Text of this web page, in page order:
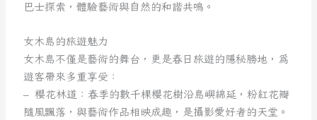
巴士探索，體驗藝術與自然的和諧共鳴。
女木島的旅遊魅力
女木島不僅是藝術的舞台，更是春日旅遊的隱秘勝地，為
遊客帶來多重享受：
– 櫻花林道：春季的數千棵櫻花樹沿島嶼綿延，粉紅花瓣
隨風飄落，與藝術作品相映成趣，是攝影愛好者的天堂。